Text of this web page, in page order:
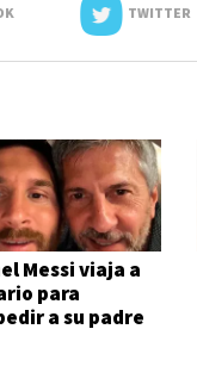
TWITTER
Messi viaja a
para
a su padre